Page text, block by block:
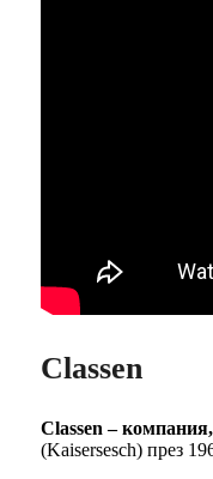
Classen
Classen –
(Kaisersesch) през